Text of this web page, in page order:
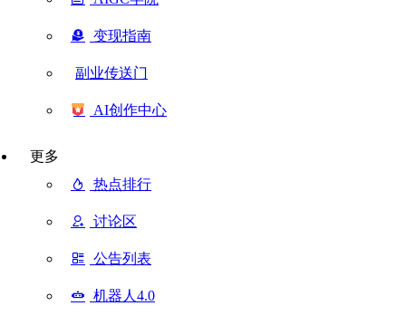
变现指南
副业传送门
AI创作中心
更多
热点排行
讨论区
公告列表
机器人4.0